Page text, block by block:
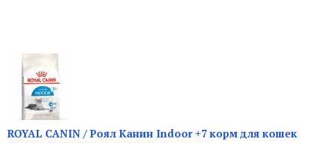
ROYAL CANIN / Роял Канин Indoor +7 корм для кошек